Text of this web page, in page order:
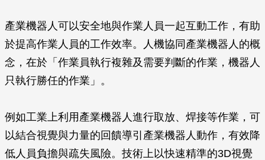
產業機器人可以安全地與作業人員一起互動工作，有助
於提高作業人員的工作效率。人機協同產業機器人的概
念，在於「作業員執行複雜及需要判斷的作業，機器人
只執行勝任的作業」。
例如工業上利用產業機器人進行取放、焊接等作業，可
以結合視覺與力量的回饋導引產業機器人動作，有效降
低人員負擔與疏失風險。技術上以快速精準的3D視覺